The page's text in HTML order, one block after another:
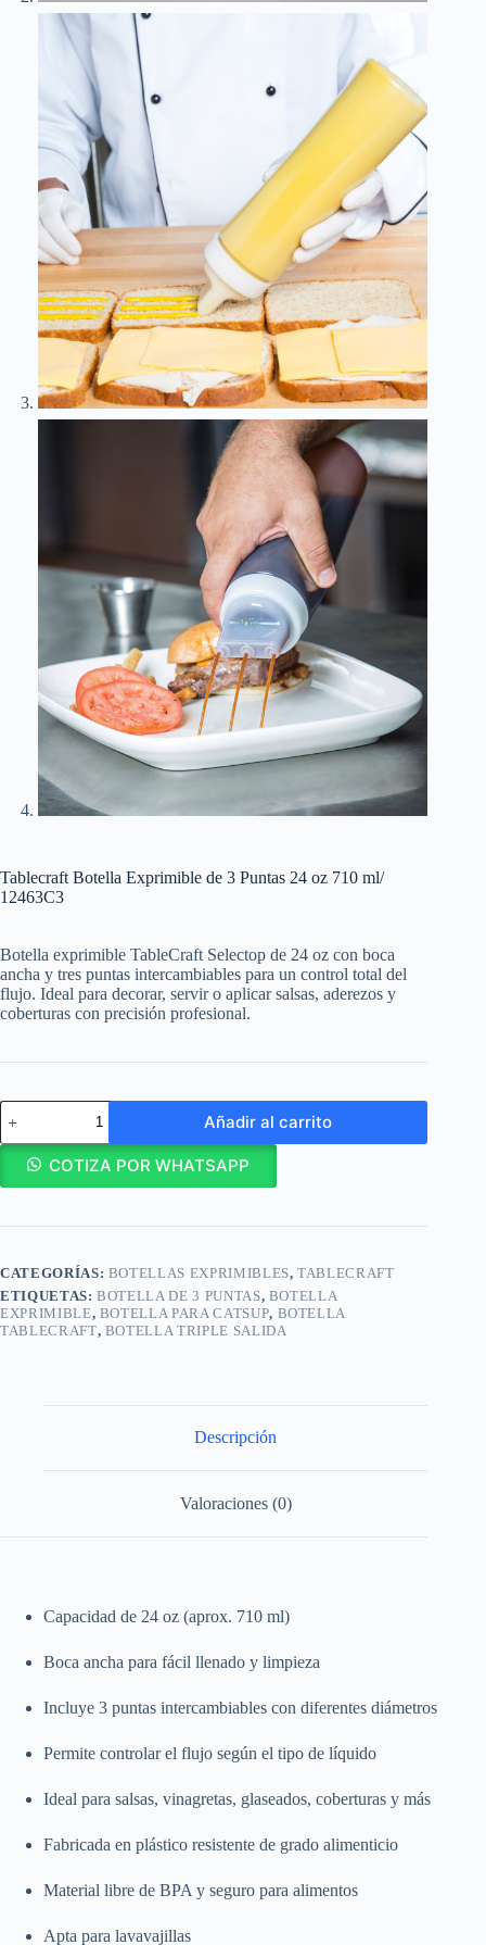
Tablecraft Botella Exprimible de 3 Puntas 24 oz 710 ml/
12463C3
Botella exprimible TableCraft Selectop de 24 oz con boca
ancha y tres puntas intercambiables para un control total del
flujo. Ideal para decorar, servir o aplicar salsas, aderezos y
coberturas con precisión profesional.
Tablecraft
Botella
Exprimible
3
ml/
12463C3
cantidad
Añadir al carrito
COTIZA POR WHATSAPP
CATEGORÍAS: BOTELLAS EXPRIMIBLES,TABLECRAFT
ETIQUETAS:BOTELLA DE 3 PUNTAS, BOTELLA
EXPRIMIBLE, BOTELLA PARA CATSUP, BOTELLA
TABLECRAFT, BOTELLA TRIPLE SALIDA
Descripción
Valoraciones (0)
Capacidad de 24 oz (aprox. 710 ml)
Boca ancha para fácil llenado y limpieza
Incluye 3 puntas intercambiables con diferentes diámetros
Permite controlar el flujo según el tipo de líquido
Ideal para salsas, vinagretas, glaseados, coberturas y más
Fabricada en plástico resistente de grado alimenticio
Material libre de BPA y seguro para alimentos
Apta para lavavajillas